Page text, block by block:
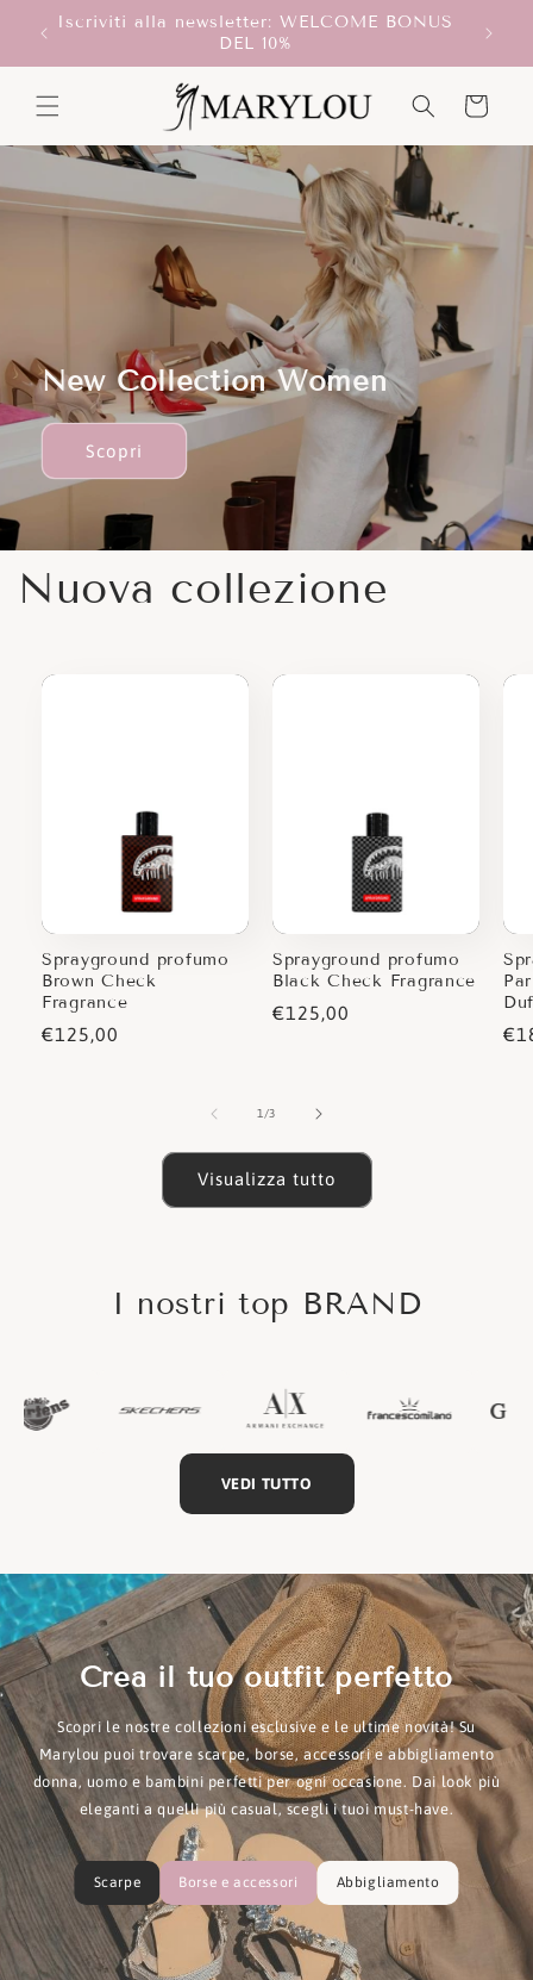
direttamente
Carrello
New Collection Men
Scopri
Nuova collezione
Sprayground profumo
Brown Check
Fragrance
Prezzo
€125,00
Sprayground profumo
Black Check Fragrance
Prezzo
€125,00
1/su
3
Visualizza tutto
I nostri top BRAND
VEDI TUTTO
Crea il tuo outfit perfetto
Scopri le nostre collezioni esclusive e le ultime novità! Su
Marylou puoi trovare scarpe, borse, accessori e abbigliamento
donna, uomo e bambini perfetti per ogni occasione. Dai look più
eleganti a quelli più casual, scegli i tuoi must-have.
Scarpe Borse e accessori Abbigliamento